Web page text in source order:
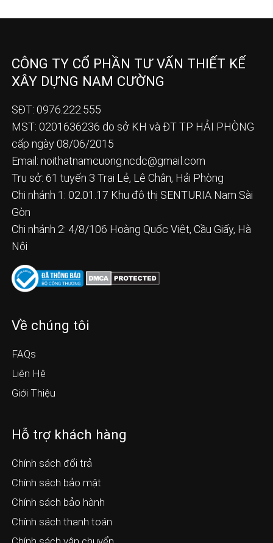
CÔNG TY CỔ PHẦN TƯ VẤN THIẾT KẾ
XÂY DỰNG NAM CƯỜNG
SĐT: 0976.222.555
MST: 0201636236 do sở KH và ĐT TP HẢI PHÒNG
cấp ngày 08/06/2015
Email: noithatnamcuong.ncdc@gmail.com
Trụ sở: 61 tuyến 3 Trại Lẻ, Lê Chân, Hải Phòng
Chi nhánh 1: 02.01.17 Khu đô thị SENTURIA Nam Sài
Gòn
Chi nhánh 2: 4/8/106 Hoàng Quốc Việt, Cầu Giấy, Hà
Nội
Về chúng tôi
FAQs
Liên Hệ
Giới Thiệu
Hỗ trợ khách hàng
Chính sách đổi trả
Chính sách bảo mật
Chính sách bảo hành
Chính sách thanh toán